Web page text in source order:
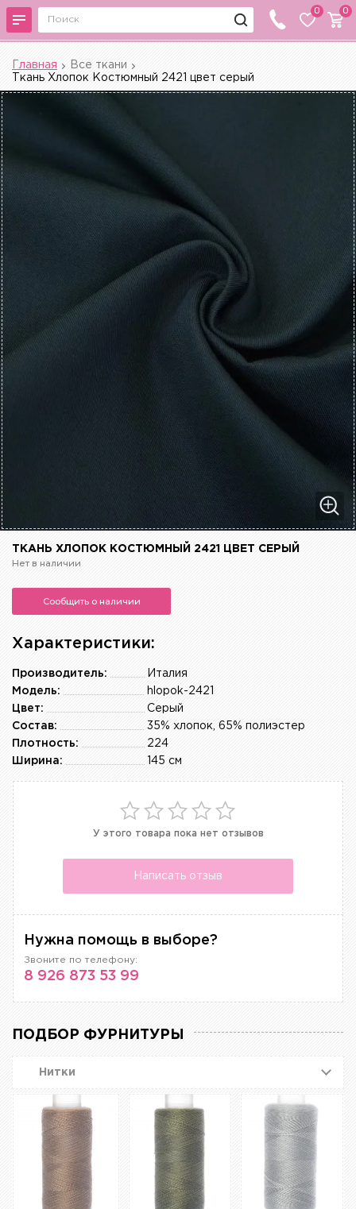
0 0
Главная
Все ткани
Ткань Хлопок Костюмный 2421 цвет серый
ТКАНЬ ХЛОПОК КОСТЮМНЫЙ 2421 ЦВЕТ СЕРЫЙ
Нет в наличии
Сообщить о наличии
Характеристики:
Италия
Производитель:
hlopok-2421
Модель:
Серый
Цвет:
35% хлопок, 65% полиэстер
Состав:
224
Плотность:
145 см
Ширина:
У этого товара пока нет отзывов
Написать отзыв
Нужна помощь в выборе?
Звоните по телефону:
8 926 873 53 99
ПОДБОР ФУРНИТУРЫ
Нитки